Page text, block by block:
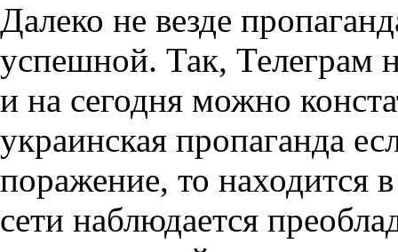
Далеко не везде
успешной. Так, Телеграм
и на сегодня можно
украинская пропаганда
поражение, то находится
сети наблюдается